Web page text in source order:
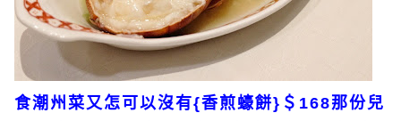
食潮州菜又怎可以沒有{香煎蠔餅}＄168那份兒